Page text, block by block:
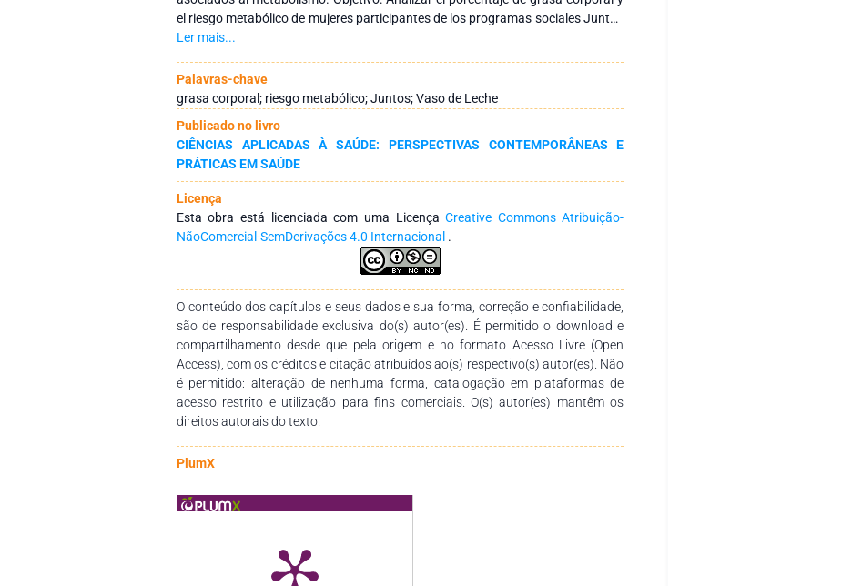
el riesgo metabólico de mujeres participantes de los programas sociales Juntos
y Vaso de Leche. Metodología: Se recopilaron datos de beneficiarias, incluyendo
(normopeso, sobrepeso y obesidad), masa muscular y perímetro abdominal.
Estos parámetros permiten determinar la relación entre la composición
corporal y la predisposición a enfermedades metabólicas. Resultados: Los
registros muestran que una proporción considerable de las participantes
presenta niveles de grasa corporal superiores a los valores recomendados,
siendo clasificadas principalmente en las categorías de sobrepeso y obesidad.
Asimismo, el perímetro abdominal elevado sugiere un mayor riesgo metabólico
en un segmento importante de la muestra. Conclusiones: La población
evaluada evidencia una prevalencia significativa de exceso de grasa y riesgo
metabólico. Estos hallazgos resaltan la importancia de un seguimiento
continuo y la implementación de estrategias preventivas dentro de los
Ler mais...
Palavras-chave
grasa corporal; riesgo metabólico; Juntos; Vaso de Leche
Publicado no livro
CIÊNCIAS APLICADAS À SAÚDE: PERSPECTIVAS CONTEMPORÂNEAS E
PRÁTICAS EM SAÚDE
Licença
Esta obra está licenciada com uma LicençaCreative Commons Atribuição-
NãoComercial-SemDerivações 4.0 Internacional .
O conteúdo dos capítulos e seus dados e sua forma, correção e confiabilidade,
são de responsabilidade exclusiva do(s) autor(es). É permitido o download e
compartilhamento desde que pela origem e no formato Acesso Livre (Open
Access), com os créditos e citação atribuídos ao(s) respectivo(s) autor(es). Não
é permitido: alteração de nenhuma forma, catalogação em plataformas de
acesso restrito e utilização para fins comerciais. O(s) autor(es) mantêm os
direitos autorais do texto.
PlumX